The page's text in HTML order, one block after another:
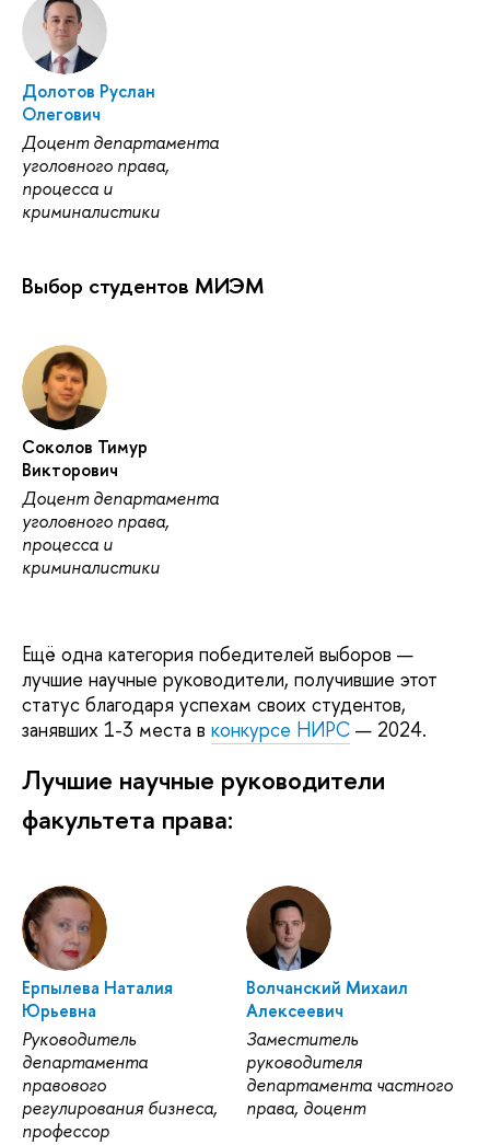
Долотов Руслан
Олегович
Доцент департамента
уголовного права,
процесса и
криминалистики
Выбор студентов МИЭМ
Соколов Тимур
Викторович
Доцент департамента
уголовного права,
процесса и
криминалистики
Ещё одна категория победителей выборов —
лучшие научные руководители, получившие этот
статус благодаря успехам своих студентов,
занявших 1-3 места в конкурсе НИРС — 2024.
Лучшие научные руководители
факультета права:
Ерпылева Наталия
Юрьевна
Руководитель
департамента
правового
регулирования бизнеса,
профессор
Волчанский Михаил
Алексеевич
Заместитель
руководителя
департамента частного
права, доцент